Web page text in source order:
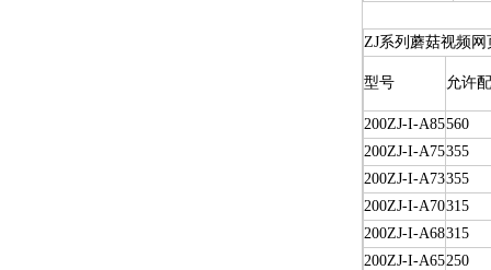
ZJ系列蘑菇视频
型号 允许
200ZJ-I-A85560
200ZJ-I-A75355
200ZJ-I-A73355
200ZJ-I-A70315
200ZJ-I-A68315
200ZJ-I-A65250